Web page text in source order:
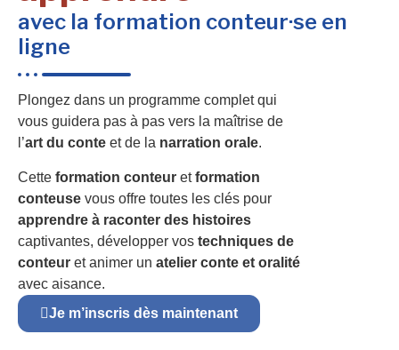
avec la formation conteur·se en
ligne
Plongez dans un programme complet qui
vous guidera pas à pas vers la maîtrise de
l’art du conte et de la narration orale.
Cette formation conteur etformation
conteuse vous offre toutes les clés pour
apprendre à raconter des histoires
captivantes, développer vos techniques de
conteur et animer un atelier conte et oralité
avec aisance.
Je m’inscris dès maintenant